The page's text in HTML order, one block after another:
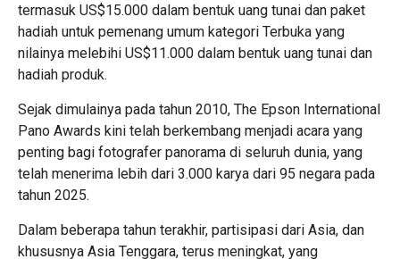
termasuk US$15.000 dalam bentuk uang tunai dan paket
hadiah untuk pemenang umum kategori Terbuka yang
nilainya melebihi US$11.000 dalam bentuk uang tunai dan
hadiah produk.
Sejak dimulainya pada tahun 2010, The Epson International
Pano Awards kini telah berkembang menjadi acara yang
penting bagi fotografer panorama di seluruh dunia, yang
telah menerima lebih dari 3.000 karya dari 95 negara pada
tahun 2025.
Dalam beberapa tahun terakhir, partisipasi dari Asia, dan
khususnya Asia Tenggara, terus meningkat, yang